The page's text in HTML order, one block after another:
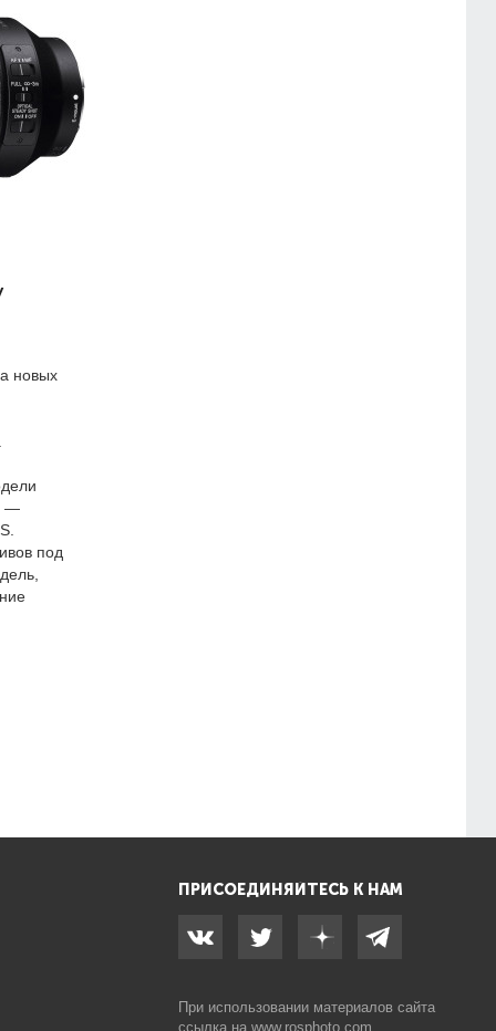
новых
—
под
ПРИСОЕДИНЯЙТЕСЬ К НАМ
При использовании материалов сайта
ссылка на www.rosphoto.com